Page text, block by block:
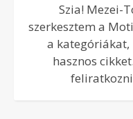
Szia! Mezei-
szerkesztem a
a
hasznos
feliratkozni